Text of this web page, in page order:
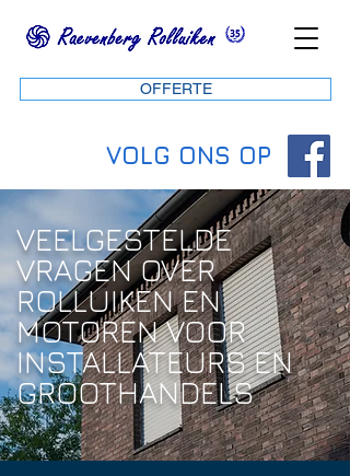
OFFERTE
VOLG ONS OP
VEELGESTELDE
VRAGEN OVER
ROLLUIKEN EN
MOTOREN VOOR
INSTALLATEURS EN
GROOTHANDELS